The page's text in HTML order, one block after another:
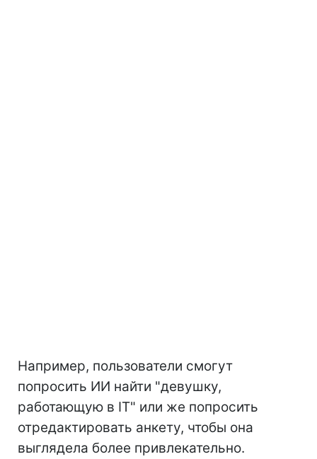
Например, пользователи смогут
попросить ИИ найти "девушку,
работающую в IT" или же попросить
отредактировать анкету, чтобы она
выглядела более привлекательно.